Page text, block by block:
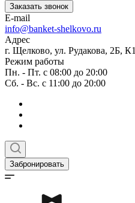
Заказать звонок
E-mail
info@banket-shelkovo.ru
Адрес
г. Щелково, ул. Рудакова, 2Б, К1
Режим работы
Пн. - Пт. с 08:00 до 20:00
Сб. - Вс. с 11:00 до 20:00
Забронировать